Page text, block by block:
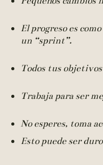
El progreso es
un “sprint”.
Todos tus
Trabaja para ser
No esperes, toma
Esto puede ser